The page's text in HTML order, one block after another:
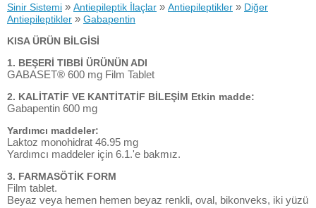
Sinir Sistemi » Antiepileptik İlaçlar » Antiepileptikler » Diğer
Antiepileptikler » Gabapentin
KISA ÜRÜN BİLGİSİ
1. BEŞERİ TIBBİ ÜRÜNÜN ADI
GABASET® 600 mg Film Tablet
2. KALİTATİF VE KANTİTATİF BİLEŞİM Etkin madde:
Gabapentin 600 mg
Yardımcı maddeler:
Laktoz monohidrat 46.95 mg
Yardımcı maddeler için 6.1.'e bakmız.
3. FARMASÖTİK FORM
Film tablet.
Beyaz veya hemen hemen beyaz renkli, oval, bikonveks, iki yüzü